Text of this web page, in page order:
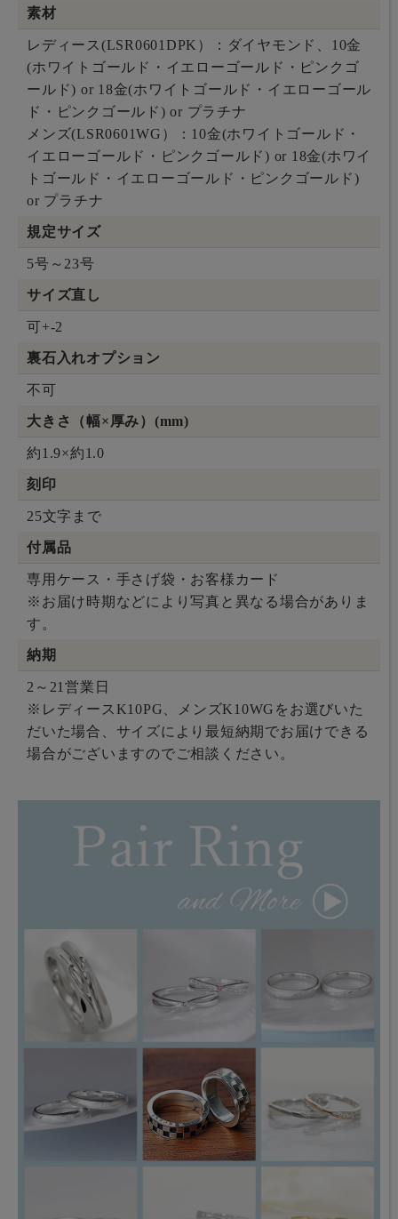
素材
レディース(LSR0601DPK）：ダイヤモンド、10金
(ホワイトゴールド・イエローゴールド・ピンクゴ
ールド) or 18金(ホワイトゴールド・イエローゴール
ド・ピンクゴールド) or プラチナ
メンズ(LSR0601WG）：10金(ホワイトゴールド・
イエローゴールド・ピンクゴールド) or 18金(ホワイ
トゴールド・イエローゴールド・ピンクゴールド)
or プラチナ
規定サイズ
5号～23号
サイズ直し
可+-2
裏石入れオプション
不可
大きさ（幅×厚み）(mm)
約1.9×約1.0
刻印
25文字まで
付属品
専用ケース・手さげ袋・お客様カード
※お届け時期などにより写真と異なる場合がありま
す。
納期
2～21営業日
※レディースK10PG、メンズK10WGをお選びいた
だいた場合、サイズにより最短納期でお届けできる
場合がございますのでご相談ください。